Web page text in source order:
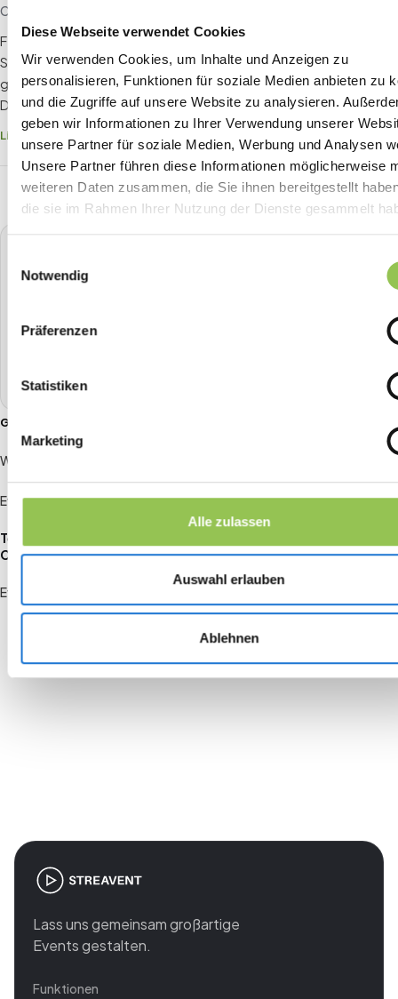
Diese Webseite verwendet Cookies
Wir verwenden Cookies, um Inhalte und Anzeigen zu
personalisieren, Funktionen für soziale Medien anbieten zu
und die Zugriffe auf unsere Website zu analysieren.
geben wir Informationen zu Ihrer Verwendung unserer
unsere Partner für soziale Medien, Werbung und Analysen
Unsere Partner führen diese Informationen möglicherweise
weiteren Daten zusammen, die Sie ihnen bereitgestellt
die sie im Rahmen Ihrer Nutzung der Dienste gesammelt
Notwendig
Präferenzen
Statistiken
Marketing
Alle zulassen
Auswahl erlauben
Ablehnen
Die All-in-One Event-Plattform
Druck und mehr - alles aus einer Hand.
GRUNDLAGEN
Wie du dein Event-Ziel definierst
Event-Budget aufstellen: die wichtigsten Posten
Teilnehmermanagement: von der Einladung bis zum
Check-in
Event planen Checkliste: So planst du ein erfolgreiches Event
Co-Founder Streavent
Felix hat über 200 Events organisiert. Seit 2020 baut er mit
Streavent die Plattform, die er sich als Eventmanager selbst
gewünscht hätte: Ticketing, Check-in, Streaming und Badge-
Druck in einem Tool.
LinkedIn ->
Lass uns gemeinsam großartige
Events gestalten.
Funktionen